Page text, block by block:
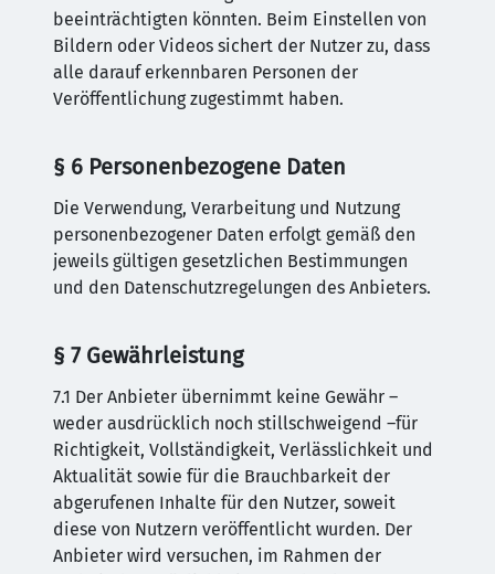
beeinträchtigten könnten. Beim Einstellen von
Bildern oder Videos sichert der Nutzer zu, dass
alle darauf erkennbaren Personen der
Veröffentlichung zugestimmt haben.
§ 6 Personenbezogene Daten
Die Verwendung, Verarbeitung und Nutzung
personenbezogener Daten erfolgt gemäß den
jeweils gültigen gesetzlichen Bestimmungen
und den Datenschutzregelungen des Anbieters.
§ 7 Gewährleistung
7.1 Der Anbieter übernimmt keine Gewähr –
weder ausdrücklich noch stillschweigend –für
Richtigkeit, Vollständigkeit, Verlässlichkeit und
Aktualität sowie für die Brauchbarkeit der
abgerufenen Inhalte für den Nutzer, soweit
diese von Nutzern veröffentlicht wurden. Der
Anbieter wird versuchen, im Rahmen der